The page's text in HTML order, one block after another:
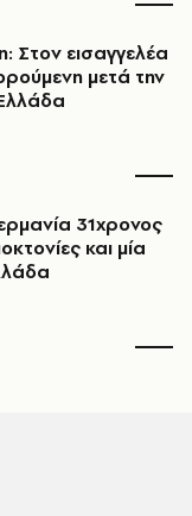
Στον εισαγγελέα
μετά την
31χρονος
και μία